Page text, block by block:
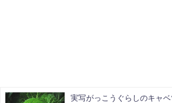
実写がっこうぐらしのキャ